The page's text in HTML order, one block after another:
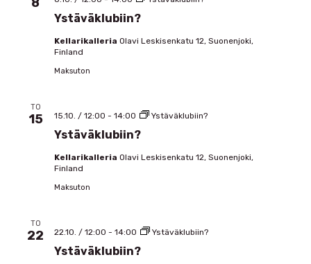
Ystäväklubiin?
Kellarikalleria Olavi Leskisenkatu 12, Suonenjoki,
Finland
Maksuton
TO
15
Ystäväklubiin?
15.10. / 12:00 - 14:00 Ystäväklubiin?
Kellarikalleria Olavi Leskisenkatu 12, Suonenjoki,
Finland
Maksuton
TO
22
Ystäväklubiin?
22.10. / 12:00 - 14:00 Ystäväklubiin?